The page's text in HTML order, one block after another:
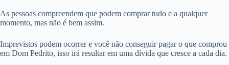
As pessoas compreendem que podem comprar tudo e a qualquer
momento, mas não é bem assim.
Imprevistos podem ocorrer e você não conseguir pagar o que comprou
em Dom Pedrito, isso irá resultar em uma dívida que cresce a cada dia.